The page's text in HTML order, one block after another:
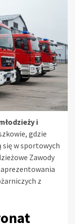
i
gdzie
w sportowych
Zawody
z